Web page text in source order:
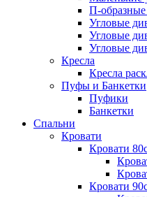
П-
Угловые
Угловые
Угловые
Кресла
Кресла
Пуфы и Банкетки
Пуфики
Банкетки
Спальни
Кровати
Кровати
Кровати